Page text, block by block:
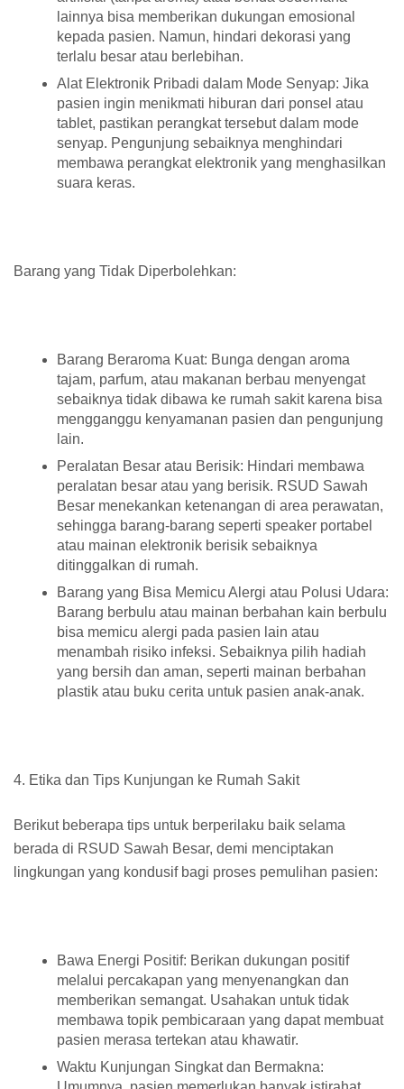
lainnya bisa memberikan dukungan emosional
kepada pasien. Namun, hindari dekorasi yang
terlalu besar atau berlebihan.
Alat Elektronik Pribadi dalam Mode Senyap: Jika
pasien ingin menikmati hiburan dari ponsel atau
tablet, pastikan perangkat tersebut dalam mode
senyap. Pengunjung sebaiknya menghindari
membawa perangkat elektronik yang menghasilkan
suara keras.
Barang yang Tidak Diperbolehkan:
Barang Beraroma Kuat: Bunga dengan aroma
tajam, parfum, atau makanan berbau menyengat
sebaiknya tidak dibawa ke rumah sakit karena bisa
mengganggu kenyamanan pasien dan pengunjung
lain.
Peralatan Besar atau Berisik: Hindari membawa
peralatan besar atau yang berisik. RSUD Sawah
Besar menekankan ketenangan di area perawatan,
sehingga barang-barang seperti speaker portabel
atau mainan elektronik berisik sebaiknya
ditinggalkan di rumah.
Barang yang Bisa Memicu Alergi atau Polusi Udara:
Barang berbulu atau mainan berbahan kain berbulu
bisa memicu alergi pada pasien lain atau
menambah risiko infeksi. Sebaiknya pilih hadiah
yang bersih dan aman, seperti mainan berbahan
plastik atau buku cerita untuk pasien anak-anak.
4. Etika dan Tips Kunjungan ke Rumah Sakit
Berikut beberapa tips untuk berperilaku baik selama
berada di RSUD Sawah Besar, demi menciptakan
lingkungan yang kondusif bagi proses pemulihan pasien:
Bawa Energi Positif: Berikan dukungan positif
melalui percakapan yang menyenangkan dan
memberikan semangat. Usahakan untuk tidak
membawa topik pembicaraan yang dapat membuat
pasien merasa tertekan atau khawatir.
Waktu Kunjungan Singkat dan Bermakna: